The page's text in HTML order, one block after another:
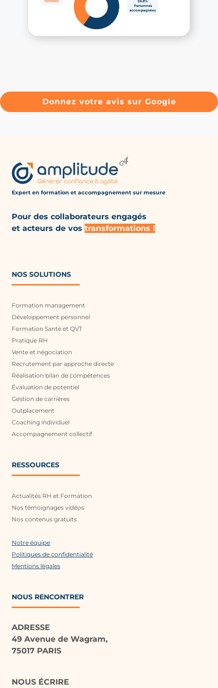
Donnez votre avis sur Google
Expert en formation et accompagnement sur mesure
Pour des collaborateurs engagés
et acteurs de vos transformations !
NOS SOLUTIONS
Formation management
Développement personnel
Formation Santé et QVT
Pratique RH
Vente et négociation
Recrutement par approche directe
Réalisation bilan de compétences
Évaluation de potentiel
Gestion de carrières
Outplacement
Coaching individuel
Accompagnement collectif
RESSOURCES
Actualités RH et Formation
Nos témoignages vidéos
Nos contenus gratuits
Notre équipe
Politiques de confidentialité
Mentions légales
NOUS RENCONTRER
ADRESSE
49 Avenue de Wagram,
75017 PARIS
NOUS ÉCRIRE